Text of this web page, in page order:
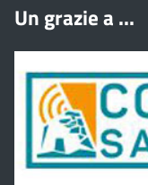
Un grazie a ...